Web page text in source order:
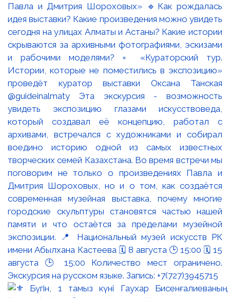
Павла и Дмитрия Шороховых» 🔹Как рождалась
идея выставки? Какие произведения можно увидеть
сегодня на улицах Алматы и Астаны? Какие истории
скрываются за архивными фотографиями, эскизами
и рабочими моделями? ▫️ «Кураторский тур.
Истории, которые не поместились в экспозицию»
проведёт куратор выставки Оксана Танская
@guideinalmaty Эта экскурсия - возможность
увидеть экспозицию глазами искусствоведа,
который создавал её концепцию, работал с
архивами, встречался с художниками и собирал
воедино историю одной из самых известных
творческих семей Казахстана. Во время встречи мы
поговорим не только о произведениях Павла и
Дмитрия Шороховых, но и о том, как создаётся
современная музейная выставка, почему многие
городские скульптуры становятся частью нашей
памяти и что остаётся за пределами музейной
экспозиции. 📍 Национальный музей искусств РК
имени Абылхана Кастеева 🗓 8 августа 🕒 15:00 🗓 15
августа 🕒 15:00 Количество мест ограничено.
Экскурсия на русском языке. Запись: +7(727)3945715